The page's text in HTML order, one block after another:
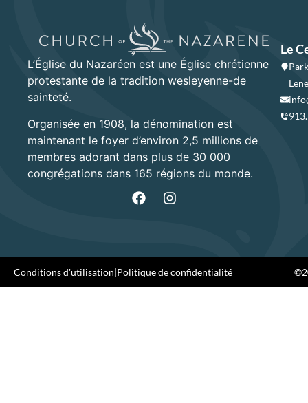
L’Église du Nazaréen est une Église chrétienne
protestante de la tradition wesleyenne-de
sainteté.
Organisée en 1908, la dénomination est
maintenant le foyer d’environ 2,5 millions de
membres adorant dans plus de 30 000
congrégations dans 165 régions du monde.
Le
Conditions d'utilisation|Politique de confidentialité